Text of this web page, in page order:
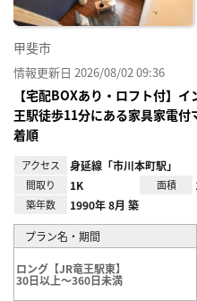
甲斐市
情報更新日 2026/08/02 09:36
【宅配BOXあり・ロフト付】
王駅徒歩11分にある家具家電
着順
アクセス 身延線「市川本町駅」
間取り 1K 面積
築年数 1990年 8月 築
プラン名・期間
ロング【JR竜王駅東】
30日以上～360日未満